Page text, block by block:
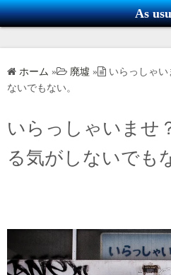
コ
ン
ツ
キ
As
ホーム » 廃墟 »
いらっしゃ
ないでもない。
いらっしゃいませ
る気がしないでも